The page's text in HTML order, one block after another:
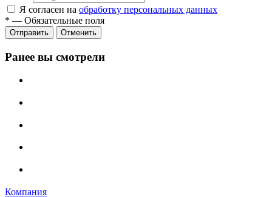
Я согласен на обработку персональных данных
* — Обязательные поля
Отменить
Ранее вы смотрели
Компания